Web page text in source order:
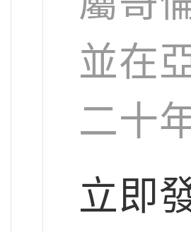
並在
二十
立即